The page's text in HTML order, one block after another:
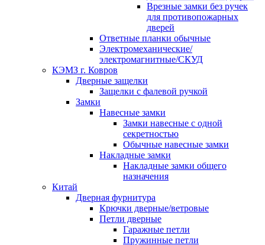
Врезные замки без ручек
для противопожарных
дверей
Ответные планки обычные
Электромеханические/
электромагнитные/СКУД
КЭМЗ г. Ковров
Дверные защелки
Защелки с фалевой ручкой
Замки
Навесные замки
Замки навесные с одной
секретностью
Обычные навесные замки
Накладные замки
Накладные замки общего
назначения
Китай
Дверная фурнитура
Крючки дверные/ветровые
Петли дверные
Гаражные петли
Пружинные петли